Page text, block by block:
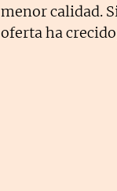
menor calidad.
oferta ha